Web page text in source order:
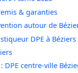
& garanties
autour de
DPE à Béziers
DPE centre-ville